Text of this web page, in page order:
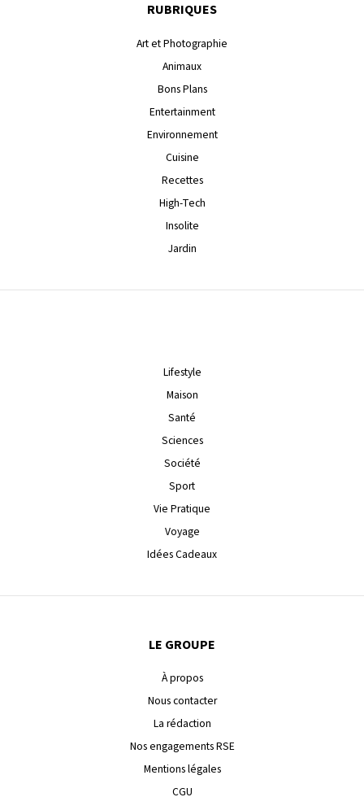
RUBRIQUES
Art et Photographie
Animaux
Bons Plans
Entertainment
Environnement
Cuisine
Recettes
High-Tech
Insolite
Jardin
Lifestyle
Maison
Santé
Sciences
Société
Sport
Vie Pratique
Voyage
Idées Cadeaux
LE GROUPE
À propos
Nous contacter
La rédaction
Nos engagements RSE
Mentions légales
CGU